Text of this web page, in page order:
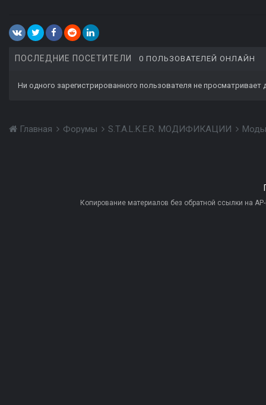
ПОСЛЕДНИЕ ПОСЕТИТЕЛИ 0 ПОЛЬЗОВАТЕЛЕЙ ОНЛАЙН
Ни одного зарегистрированного пользователя не просматривает
Главная Форумы S.T.A.L.K.E.R. МОДИФИКАЦИИ
Копирование материалов без обратной ссылки на